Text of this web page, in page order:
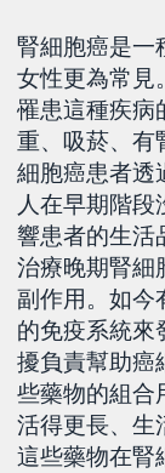
腎細胞癌是一
女性更為常見
罹患這種疾病
重、吸菸、有
細胞癌患者透
人在早期階
響患者的生活
治療晚期腎細
副作用。如今
的免疫系統來
擾負責幫助癌
些藥物的組合
活得更長、生
這些藥物在腎